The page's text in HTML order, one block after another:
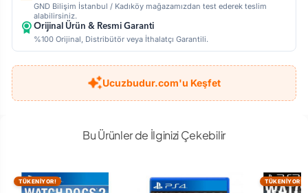
GND Bilişim İstanbul / Kadıköy mağazamızdan test ederek teslim
alabilirsiniz.
Orijinal Ürün & Resmi Garanti
%100 Orijinal, Distribütör veya İthalatçı Garantili.
Ucuzbudur.com'u Keşfet
Bu Ürünler de İlginizi Çekebilir
TÜKENİYOR! TÜKENİYOR!